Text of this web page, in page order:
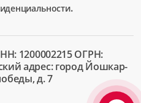
.
1200002215 ОГРН:
адрес: город Йошкар-
д. 7
+7 (495)